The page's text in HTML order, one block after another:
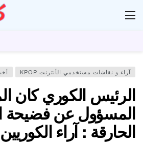
آراء و نقاشات مستخدمي الأنترنت KPOP
الرئيس الكوري كان
المسؤول عن
الحارقة : آراء الكوريين